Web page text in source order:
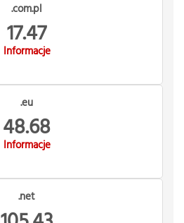
.com.pl
17.47
Informacje
.eu
48.68
Informacje
.net